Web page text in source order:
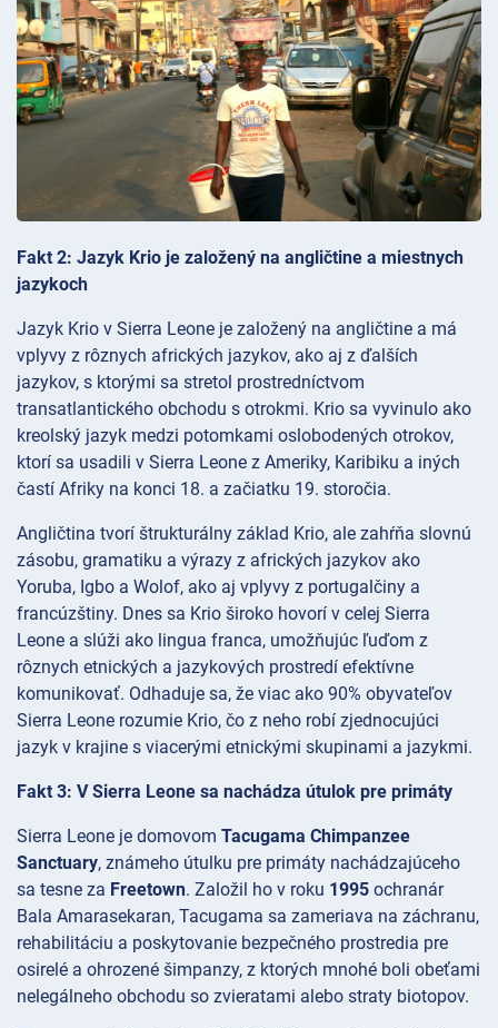
Fakt 2: Jazyk Krio je založený na angličtine a miestnych
jazykoch
Jazyk Krio v Sierra Leone je založený na angličtine a má
vplyvy z rôznych afrických jazykov, ako aj z ďalších
jazykov, s ktorými sa stretol prostredníctvom
transatlantického obchodu s otrokmi. Krio sa vyvinulo ako
kreolský jazyk medzi potomkami oslobodených otrokov,
ktorí sa usadili v Sierra Leone z Ameriky, Karibiku a iných
častí Afriky na konci 18. a začiatku 19. storočia.
Angličtina tvorí štrukturálny základ Krio, ale zahŕňa slovnú
zásobu, gramatiku a výrazy z afrických jazykov ako
Yoruba, Igbo a Wolof, ako aj vplyvy z portugalčiny a
francúzštiny. Dnes sa Krio široko hovorí v celej Sierra
Leone a slúži ako lingua franca, umožňujúc ľuďom z
rôznych etnických a jazykových prostredí efektívne
komunikovať. Odhaduje sa, že viac ako 90% obyvateľov
Sierra Leone rozumie Krio, čo z neho robí zjednocujúci
jazyk v krajine s viacerými etnickými skupinami a jazykmi.
Fakt 3: V Sierra Leone sa nachádza útulok pre primáty
Sierra Leone je domovom Tacugama Chimpanzee
Sanctuary, známeho útulku pre primáty nachádzajúceho
sa tesne za Freetown. Založil ho v roku 1995 ochranár
Bala Amarasekaran, Tacugama sa zameriava na záchranu,
rehabilitáciu a poskytovanie bezpečného prostredia pre
osirelé a ohrozené šimpanzy, z ktorých mnohé boli obeťami
nelegálneho obchodu so zvieratami alebo straty biotopov.